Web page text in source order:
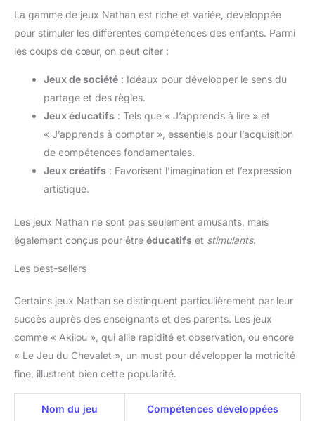
La gamme de jeux Nathan est riche et variée, développée
pour stimuler les différentes compétences des enfants. Parmi
les coups de cœur, on peut citer :
Jeux de société : Idéaux pour développer le sens du
partage et des règles.
Jeux éducatifs : Tels que « J’apprends à lire » et
« J’apprends à compter », essentiels pour l’acquisition
de compétences fondamentales.
Jeux créatifs : Favorisent l’imagination et l’expression
artistique.
Les jeux Nathan ne sont pas seulement amusants, mais
également conçus pour être éducatifs et stimulants.
Les best-sellers
Certains jeux Nathan se distinguent particulièrement par leur
succès auprès des enseignants et des parents. Les jeux
comme « Akilou », qui allie rapidité et observation, ou encore
« Le Jeu du Chevalet », un must pour développer la motricité
fine, illustrent bien cette popularité.
Nom du jeu Compétences développées